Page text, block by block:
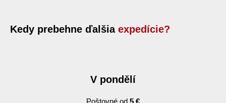
Kedy prebehne ďalšia expedície?
V pondělí
Poštovné od 5 €